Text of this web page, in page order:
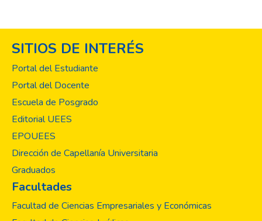
SITIOS DE INTERÉS
Portal del Estudiante
Portal del Docente
Escuela de Posgrado
Editorial UEES
EPOUEES
Dirección de Capellanía Universitaria
Graduados
Facultades
Facultad de Ciencias Empresariales y Económicas